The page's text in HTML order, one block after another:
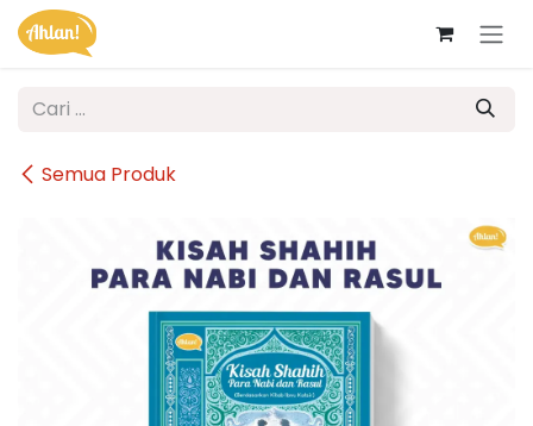
Skip ke Konten
Semua Produk